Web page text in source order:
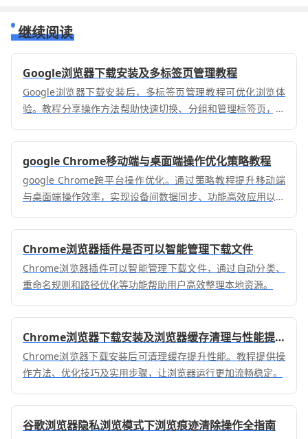
继续阅读
Google浏览器下载安装及多标签页管理教程
Google浏览器下载安装后，多标签页管理教程可优化浏览体
验。教程分享操作方法帮助快速切换、分组和管理标签页，提
google Chrome移动端与桌面端操作优化策略教程
google Chrome跨平台操作优化。通过策略教程提升移动端
与桌面端操作效率，实现设备间数据同步、功能高效应用以及
Chrome浏览器插件是否可以智能管理下载文件
Chrome浏览器插件可以智能管理下载文件，通过自动分类、
重命名规则和路径优化等功能帮助用户高效整理本地资源。
Chrome浏览器下载安装及浏览器缓存清理与性能提升
Chrome浏览器下载安装后可清理缓存提升性能。教程提供操
作方法、优化技巧及实用步骤，让浏览器运行更加流畅稳定。
谷歌浏览器隐私浏览模式下浏览痕迹清除操作全指南